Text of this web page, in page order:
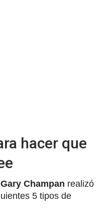
hacer que
Champan realizó
5 tipos de